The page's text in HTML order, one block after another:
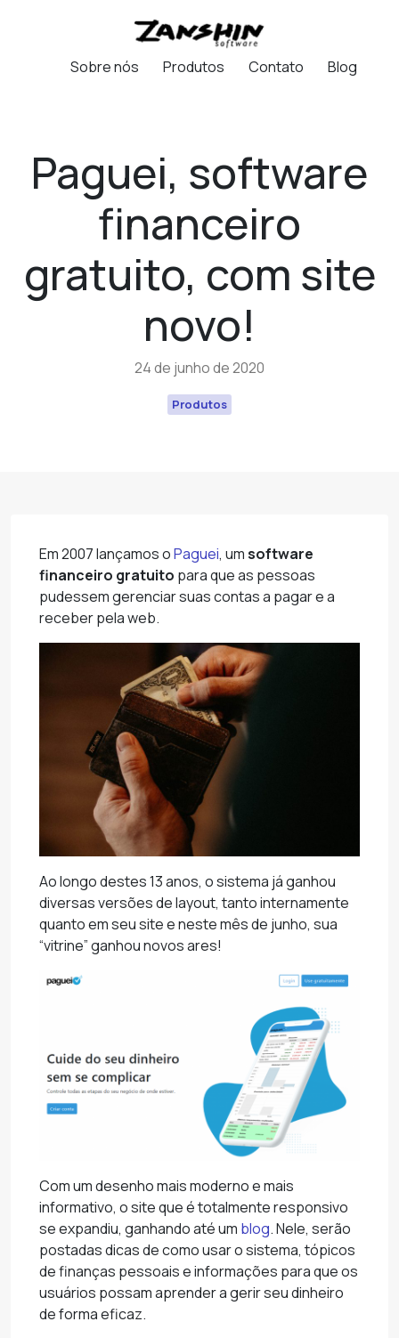
Sobre nós Produtos Contato Blog
Paguei, software
financeiro
gratuito, com site
novo!
24 de junho de 2020
Produtos
Em 2007 lançamos oPaguei, umsoftware
financeiro gratuito para que as pessoas
pudessem gerenciar suas contas a pagar e a
receber pela web.
Ao longo destes 13 anos, o sistema já ganhou
diversas versões de layout, tanto internamente
quanto em seu site e neste mês de junho, sua
“vitrine” ganhou novos ares!
Com um desenho mais moderno e mais
informativo, o site que é totalmente responsivo
se expandiu, ganhando até um blog. Nele, serão
postadas dicas de como usar o sistema, tópicos
de finanças pessoais e informações para que os
usuários possam aprender a gerir seu dinheiro
de forma eficaz.